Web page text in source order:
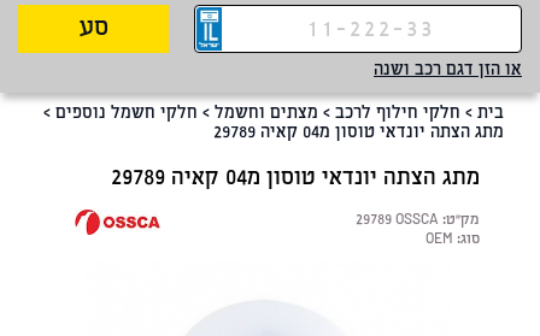
סע
או הזן דגם רכב ושנה
בית > חלקי חילוף לרכב > מצתים וחשמל > חלקי חשמל נוספים >
מתג הצתה יונדאי טוסון מ04 קאיה 29789
מתג הצתה יונדאי טוסון מ04 קאיה 29789
מק"ט: 29789 OSSCA
סוג: OEM